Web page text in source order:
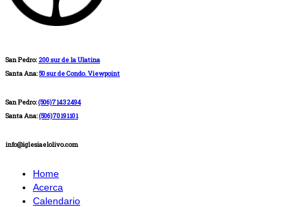
San Pedro: 200 sur de la Ulatina
Santa Ana:50 sur de Condo. Viewpoint
San Pedro:(506)71432494
Santa Ana:(506)70191101
info@iglesiaelolivo.com
Home
Acerca
Calendario